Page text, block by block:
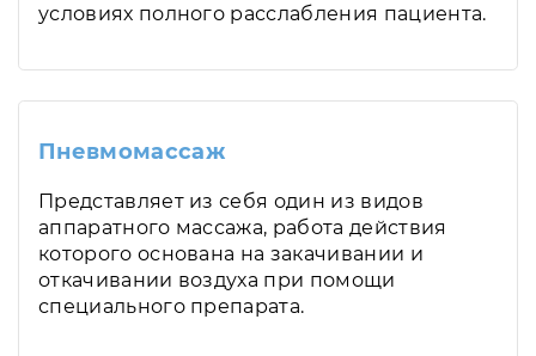
условиях полного расслабления пациента.
Пневмомассаж
Представляет из себя один из видов
аппаратного массажа, работа действия
которого основана на закачивании и
откачивании воздуха при помощи
специального препарата.